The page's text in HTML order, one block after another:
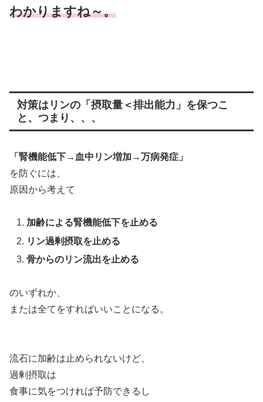
わかりますね～。
対策はリンの「摂取量＜排出能力」を保つこ
と、つまり、、、
「腎機能低下→血中リン増加→万病発症」
を防ぐには、
原因から考えて
加齢による腎機能低下を止める
リン過剰摂取を止める
骨からのリン流出を止める
のいずれか、
または全てをすればいいことになる。
流石に加齢は止められないけど、
過剰摂取は
食事に気をつければ予防できるし